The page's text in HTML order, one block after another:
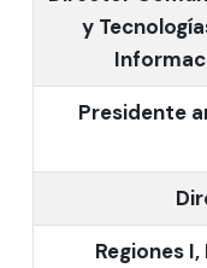
y
Presidente
Regiones I,